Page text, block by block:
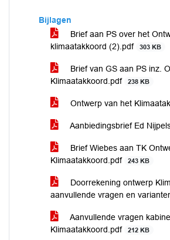
Bijlagen
Brief aan PS over het
klimaatakkoord (2).pdf
303 KB
Brief van GS aan PS inz.
Klimaatakkoord.pdf
238 KB
Ontwerp van het
Aanbiedingsbrief Ed
Brief Wiebes aan TK
Klimaatakkoord.pdf
243 KB
Doorrekening ontwerp
aanvullende vragen en
Aanvullende vragen
Klimaatakkoord.pdf
212 KB